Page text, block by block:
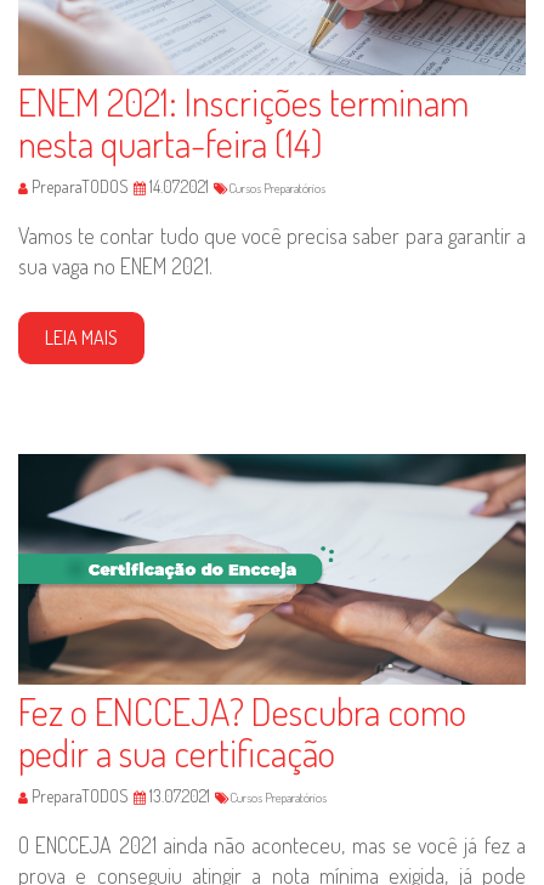
ENEM 2021: Inscrições terminam
nesta quarta-feira (14)
PreparaTODOS 14.07.2021 Cursos Preparatórios
Vamos te contar tudo que você precisa saber para garantir a
sua vaga no ENEM 2021.
LEIA MAIS
Fez o ENCCEJA? Descubra como
pedir a sua certificação
PreparaTODOS 13.07.2021 Cursos Preparatórios
O ENCCEJA 2021 ainda não aconteceu, mas se você já fez a
prova e conseguiu atingir a nota mínima exigida, já pode